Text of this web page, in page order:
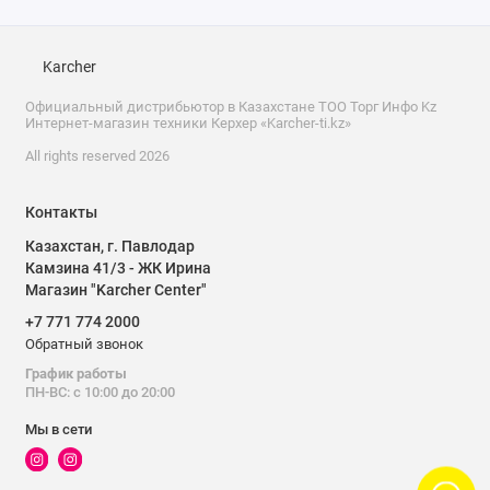
волокна раствором и выдержка
Большие задние колеса
и поворачивающиеся
на 360° передние
ролики:
неровных поверхностях.
Высокая маневренность и
Откидной крюк для
кабеля:
Karcher
Официальный дистрибьютор в Казахстане ТОО Торг Инфо Kz
Интернет-магазин техники Керхер «Karcher-ti.kz»
All rights reserved 2026
Контакты
Казахстан, г. Павлодар
Камзина 41/3 - ЖК Ирина
Магазин "Karcher Center"
+7 771 774 2000
Обратный звонок
График работы
ПН-ВС: с 10:00 до 20:00
Мы в сети